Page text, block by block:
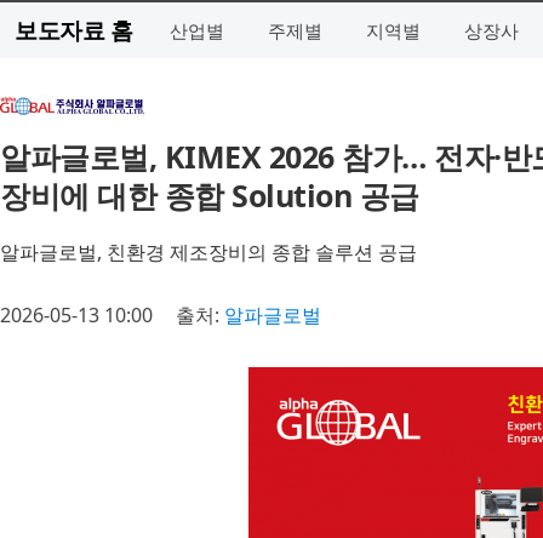
보도자료 홈 산업별 주제별 지역별 상장사
알파글로벌, KIMEX 2026 참가… 전자·
장비에 대한 종합 Solution 공급
알파글로벌, 친환경 제조장비의 종합 솔루션 공급
2026-05-13 10:00 출처: 알파글로벌